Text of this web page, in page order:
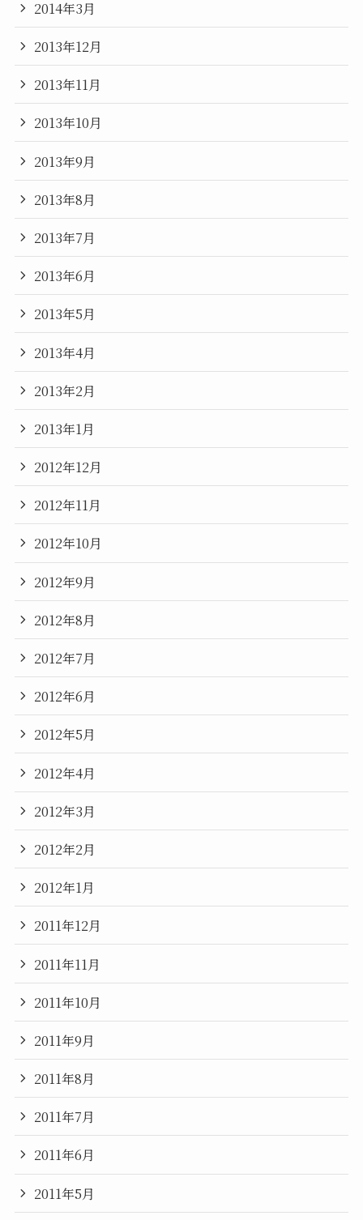
2014年3月
2013年12月
2013年11月
2013年10月
2013年9月
2013年8月
2013年7月
2013年6月
2013年5月
2013年4月
2013年2月
2013年1月
2012年12月
2012年11月
2012年10月
2012年9月
2012年8月
2012年7月
2012年6月
2012年5月
2012年4月
2012年3月
2012年2月
2012年1月
2011年12月
2011年11月
2011年10月
2011年9月
2011年8月
2011年7月
2011年6月
2011年5月